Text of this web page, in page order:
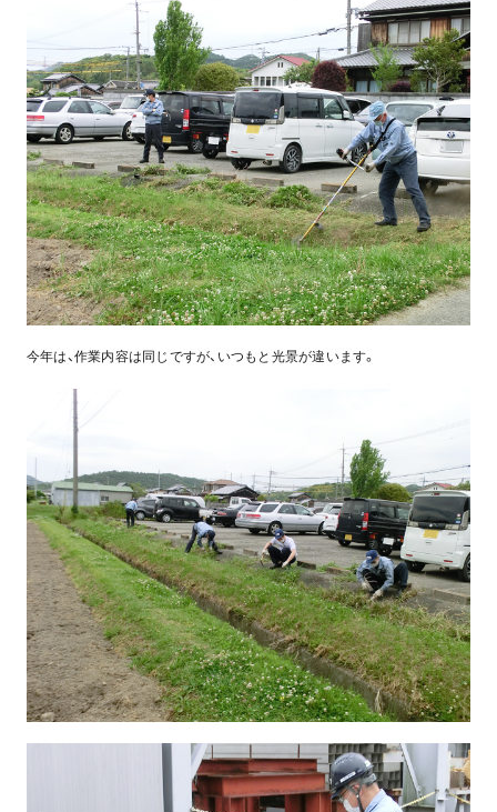
今年は、作業内容は同じですが、いつもと光景が違います。